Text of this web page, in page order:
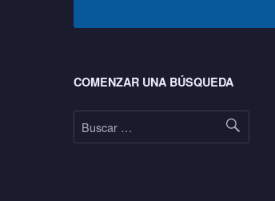
e
n
t
o
Footer sidebar
COMENZAR UNA BÚSQUEDA
Buscar: